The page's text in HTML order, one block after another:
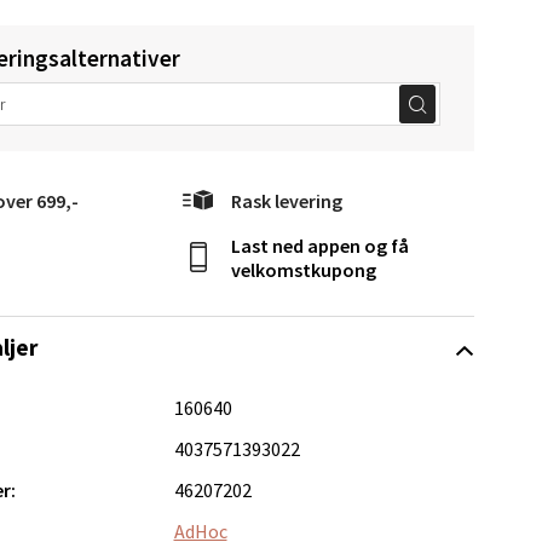
699,- Rask levering
Last ned appen og få
velkomstkupong
160640
4037571393022
46207202
AdHoc
Vel
g